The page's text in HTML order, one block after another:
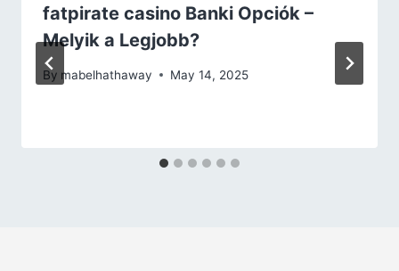
fatpirate casino Banki Opciók –
Melyik a Legjobb?
By mabelhathaway May 14, 2025